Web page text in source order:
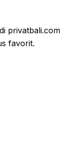
privatbali.com
favorit.